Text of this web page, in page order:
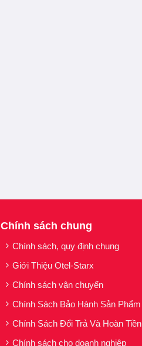
Chính sách chung
Chính sách, quy định chung
Giới Thiệu Otel-Starx
Chính sách vận chuyển
Chính Sách Bảo Hành Sản Phẩm
Chính Sách Đổi Trả Và Hoàn Tiền
Chính sách cho doanh nghiệp